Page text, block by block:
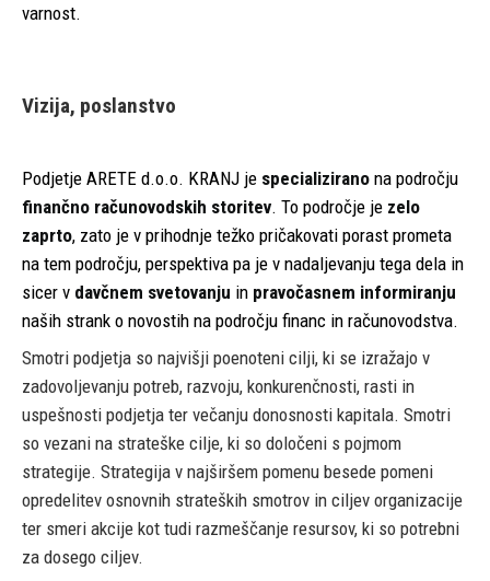
varnost.
Vizija, poslanstvo
Podjetje ARETE d.o.o. KRANJ je specializirano na področju
finančno računovodskih storitev. To področje je zelo
zaprto, zato je v prihodnje težko pričakovati porast prometa
na tem področju, perspektiva pa je v nadaljevanju tega dela in
sicer v davčnem svetovanju in pravočasnem informiranju
naših strank o novostih na področju financ in računovodstva.
Smotri podjetja so najvišji poenoteni cilji, ki se izražajo v
zadovoljevanju potreb, razvoju, konkurenčnosti, rasti in
uspešnosti podjetja ter večanju donosnosti kapitala. Smotri
so vezani na strateške cilje, ki so določeni s pojmom
strategije. Strategija v najširšem pomenu besede pomeni
opredelitev osnovnih strateških smotrov in ciljev organizacije
ter smeri akcije kot tudi razmeščanje resursov, ki so potrebni
za dosego ciljev.